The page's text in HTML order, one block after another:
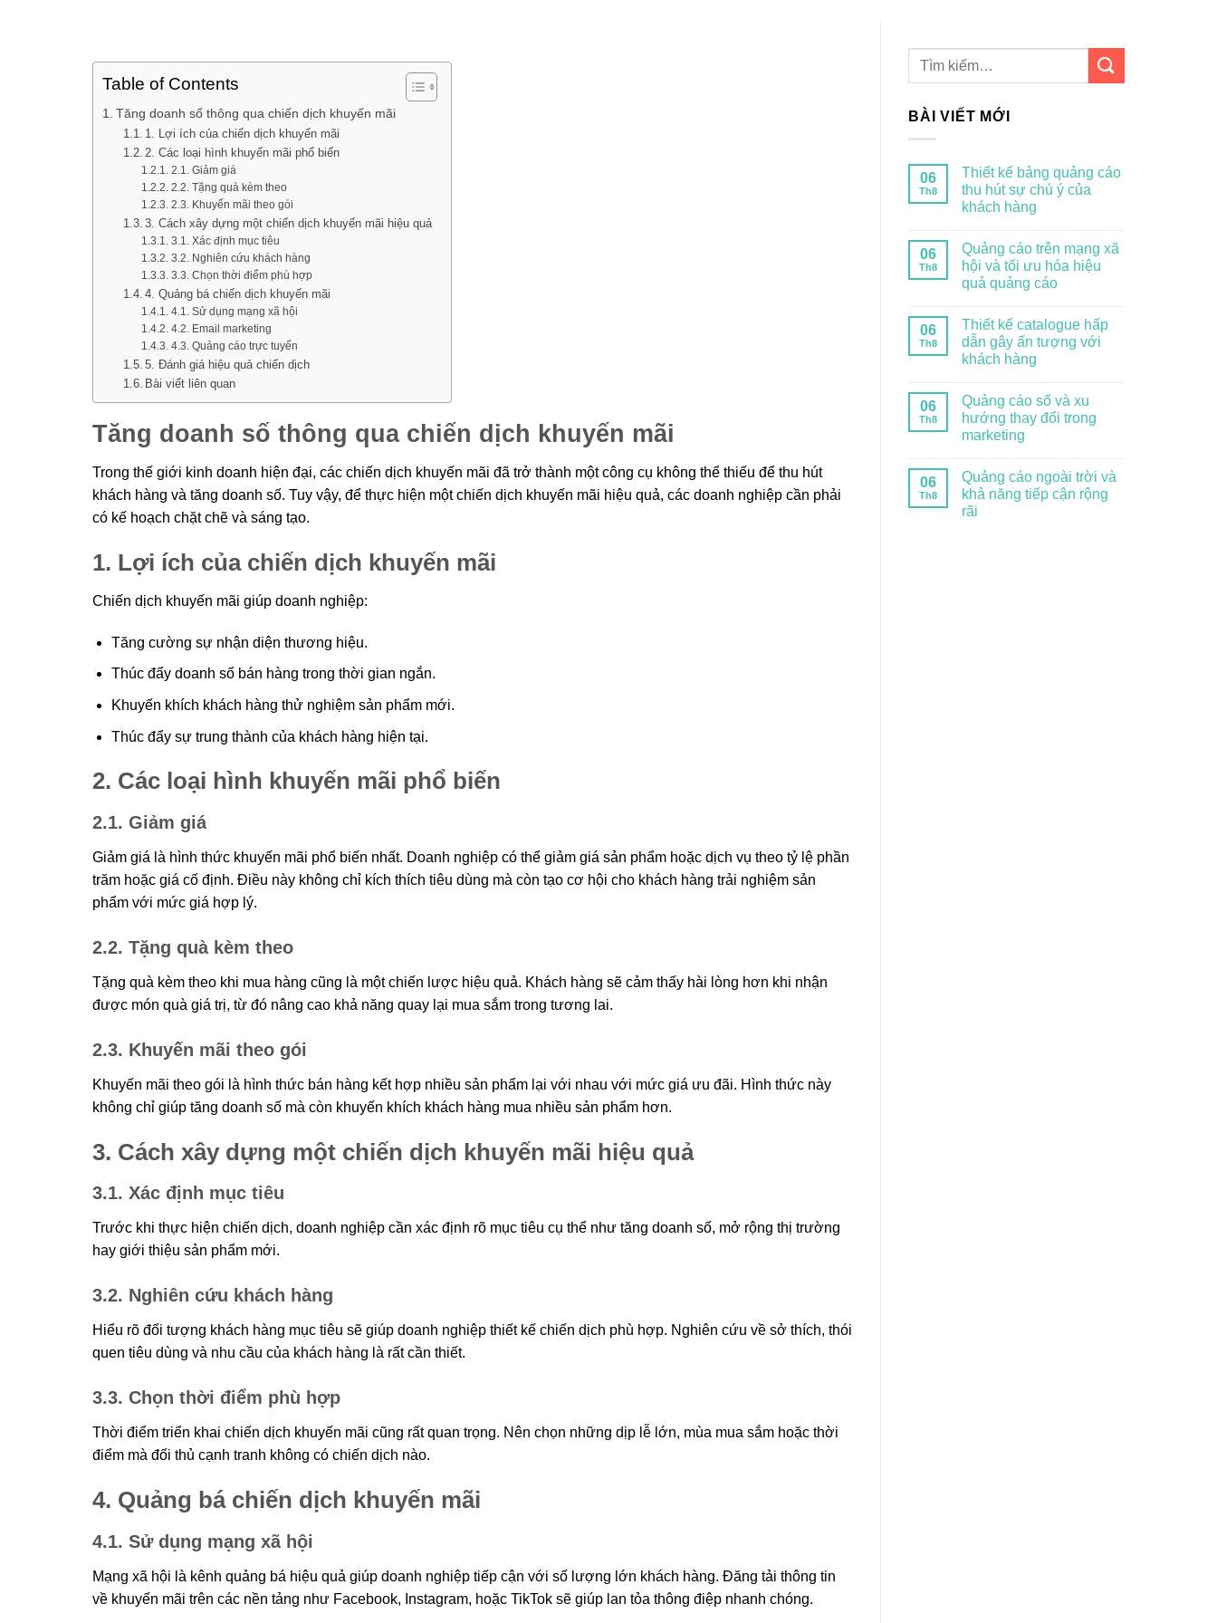
Table of Contents
Tăng doanh số thông qua chiến dịch khuyến mãi
1. Lợi ích của chiến dịch khuyến mãi
2. Các loại hình khuyến mãi phổ biến
2.1. Giảm giá
2.2. Tặng quà kèm theo
2.3. Khuyến mãi theo gói
3. Cách xây dựng một chiến dịch khuyến mãi hiệu quả
3.1. Xác định mục tiêu
3.2. Nghiên cứu khách hàng
3.3. Chọn thời điểm phù hợp
4. Quảng bá chiến dịch khuyến mãi
4.1. Sử dụng mạng xã hội
4.2. Email marketing
4.3. Quảng cáo trực tuyến
5. Đánh giá hiệu quả chiến dịch
Bài viết liên quan
Tăng doanh số thông qua chiến dịch khuyến mãi
Trong thế giới kinh doanh hiện đại, các chiến dịch khuyến mãi đã trở thành một công cụ không thể thiếu để thu hút
khách hàng và tăng doanh số. Tuy vậy, để thực hiện một chiến dịch khuyến mãi hiệu quả, các doanh nghiệp cần phải
có kế hoạch chặt chẽ và sáng tạo.
1. Lợi ích của chiến dịch khuyến mãi
Chiến dịch khuyến mãi giúp doanh nghiệp:
Tăng cường sự nhận diện thương hiệu.
Thúc đẩy doanh số bán hàng trong thời gian ngắn.
Khuyến khích khách hàng thử nghiệm sản phẩm mới.
Thúc đẩy sự trung thành của khách hàng hiện tại.
2. Các loại hình khuyến mãi phổ biến
2.1. Giảm giá
Giảm giá là hình thức khuyến mãi phổ biến nhất. Doanh nghiệp có thể giảm giá sản phẩm hoặc dịch vụ theo tỷ lệ phần
trăm hoặc giá cố định. Điều này không chỉ kích thích tiêu dùng mà còn tạo cơ hội cho khách hàng trải nghiệm sản
phẩm với mức giá hợp lý.
2.2. Tặng quà kèm theo
Tặng quà kèm theo khi mua hàng cũng là một chiến lược hiệu quả. Khách hàng sẽ cảm thấy hài lòng hơn khi nhận
được món quà giá trị, từ đó nâng cao khả năng quay lại mua sắm trong tương lai.
2.3. Khuyến mãi theo gói
Khuyến mãi theo gói là hình thức bán hàng kết hợp nhiều sản phẩm lại với nhau với mức giá ưu đãi. Hình thức này
không chỉ giúp tăng doanh số mà còn khuyến khích khách hàng mua nhiều sản phẩm hơn.
3. Cách xây dựng một chiến dịch khuyến mãi hiệu quả
3.1. Xác định mục tiêu
Trước khi thực hiện chiến dịch, doanh nghiệp cần xác định rõ mục tiêu cụ thể như tăng doanh số, mở rộng thị trường
hay giới thiệu sản phẩm mới.
3.2. Nghiên cứu khách hàng
Hiểu rõ đối tượng khách hàng mục tiêu sẽ giúp doanh nghiệp thiết kế chiến dịch phù hợp. Nghiên cứu về sở thích, thói
quen tiêu dùng và nhu cầu của khách hàng là rất cần thiết.
3.3. Chọn thời điểm phù hợp
Thời điểm triển khai chiến dịch khuyến mãi cũng rất quan trọng. Nên chọn những dịp lễ lớn, mùa mua sắm hoặc thời
điểm mà đối thủ cạnh tranh không có chiến dịch nào.
4. Quảng bá chiến dịch khuyến mãi
4.1. Sử dụng mạng xã hội
Mạng xã hội là kênh quảng bá hiệu quả giúp doanh nghiệp tiếp cận với số lượng lớn khách hàng. Đăng tải thông tin
về khuyến mãi trên các nền tảng như Facebook, Instagram, hoặc TikTok sẽ giúp lan tỏa thông điệp nhanh chóng.
BÀI VIẾT MỚI
06
Th8
Thiết kế bảng quảng cáo
thu hút sự chú ý của
khách hàng
06
Th8
Quảng cáo trên mạng xã
hội và tối ưu hóa hiệu
quả quảng cáo
06
Th8
Thiết kế catalogue hấp
dẫn gây ấn tượng với
khách hàng
06
Th8
Quảng cáo số và xu
hướng thay đổi trong
marketing
06
Th8
Quảng cáo ngoài trời và
khả năng tiếp cận rộng
rãi